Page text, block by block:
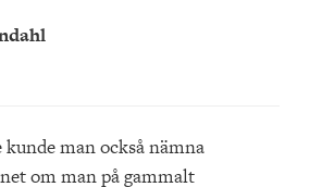
kunde man också nämna
om man på gammalt